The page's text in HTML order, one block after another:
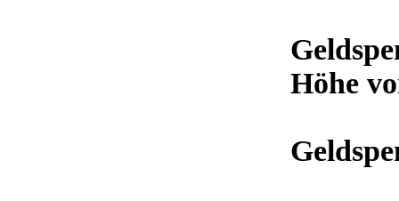
Höhe